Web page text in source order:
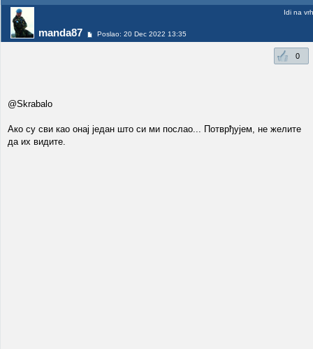
manda87 Poslao: 20 Dec 2022 13:35
Idi na vrh
0
@Skrabalo
Ако су сви као онај један што си ми послао... Потврђујем, не желите
да их видите.